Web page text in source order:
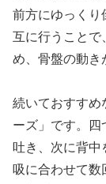
前方にゆっくり
互に行うことで
め、骨盤の動き
続いておすすめ
ーズ」です。四
吐き、次に背中
吸に合わせて数